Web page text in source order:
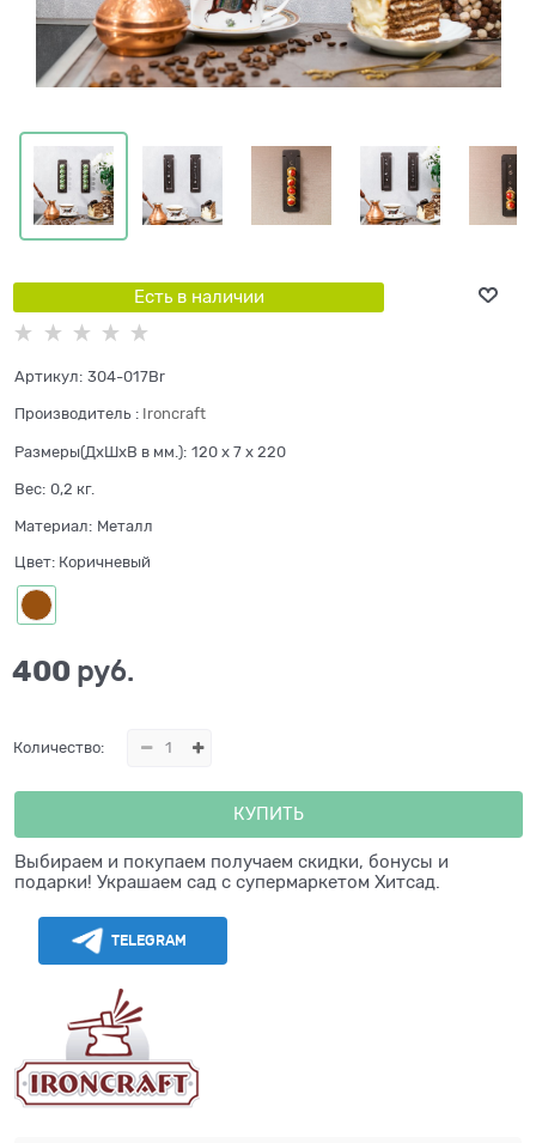
Есть в наличии
Артикул: 304-017Br
Производитель : Ironcraft
Размеры(ДхШхВ в мм.): 120 x 7 x 220
Вес: 0,2 кг.
Материал: Металл
Цвет: Коричневый
400 руб.
Количество:
КУПИТЬ
Выбираем и покупаем получаем скидки, бонусы и
подарки! Украшаем сад с супермаркетом Хитсад.
TELEGRAM